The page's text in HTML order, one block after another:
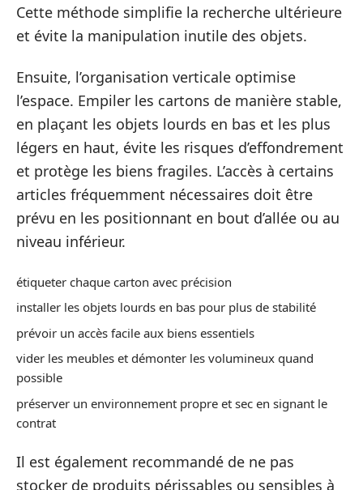
Cette méthode simplifie la recherche ultérieure
et évite la manipulation inutile des objets.
Ensuite, l’organisation verticale optimise
l’espace. Empiler les cartons de manière stable,
en plaçant les objets lourds en bas et les plus
légers en haut, évite les risques d’effondrement
et protège les biens fragiles. L’accès à certains
articles fréquemment nécessaires doit être
prévu en les positionnant en bout d’allée ou au
niveau inférieur.
étiqueter chaque carton avec précision
installer les objets lourds en bas pour plus de stabilité
prévoir un accès facile aux biens essentiels
vider les meubles et démonter les volumineux quand
possible
préserver un environnement propre et sec en signant le
contrat
Il est également recommandé de ne pas
stocker de produits périssables ou sensibles à